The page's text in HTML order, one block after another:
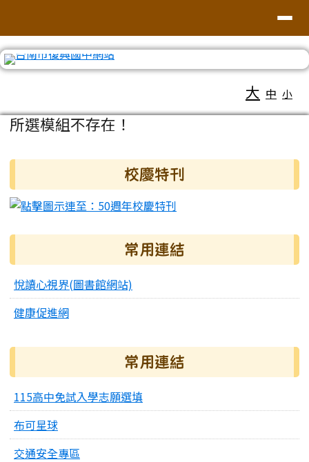
大 中 小
主內容區域
所選模組不存在！
右邊區域內容 校慶特刊
常用連結
悅讀心視界(圖書館網站)
健康促進網
常用連結
115高中免試入學志願選填
布可星球
交通安全專區
頁尾區域